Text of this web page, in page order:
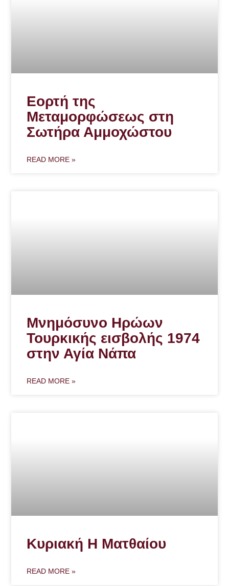
Εορτή της
Μεταμορφώσεως στη
Σωτήρα Αμμοχώστου
READ MORE »
Μνημόσυνο Ηρώων
Τουρκικής εισβολής 1974
στην Αγία Νάπα
READ MORE »
Κυριακή Η Ματθαίου
READ MORE »